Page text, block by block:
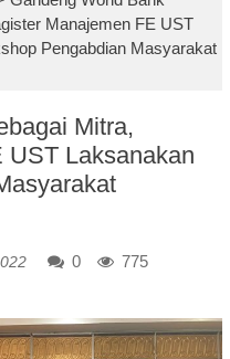
Manajemen FE UST
Pengabdian Masyarakat
Mitra,
UST Laksanakan
0 775